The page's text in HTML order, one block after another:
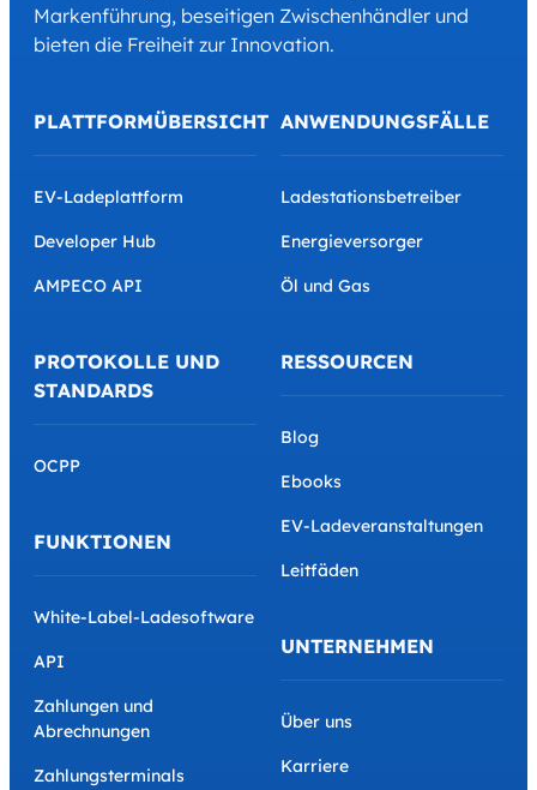
Markenführung, beseitigen Zwischenhändler und
bieten die Freiheit zur Innovation.
PLATTFORMÜBERSICHT
EV-Ladeplattform
Developer Hub
AMPECO API
PROTOKOLLE UND
STANDARDS
OCPP
FUNKTIONEN
White-Label-Ladesoftware
API
Zahlungen und
Abrechnungen
Zahlungsterminals
ANWENDUNGSFÄLLE
Ladestationsbetreiber
Energieversorger
Öl und Gas
RESSOURCEN
Blog
Ebooks
EV-Ladeveranstaltungen
Leitfäden
UNTERNEHMEN
Über uns
Karriere